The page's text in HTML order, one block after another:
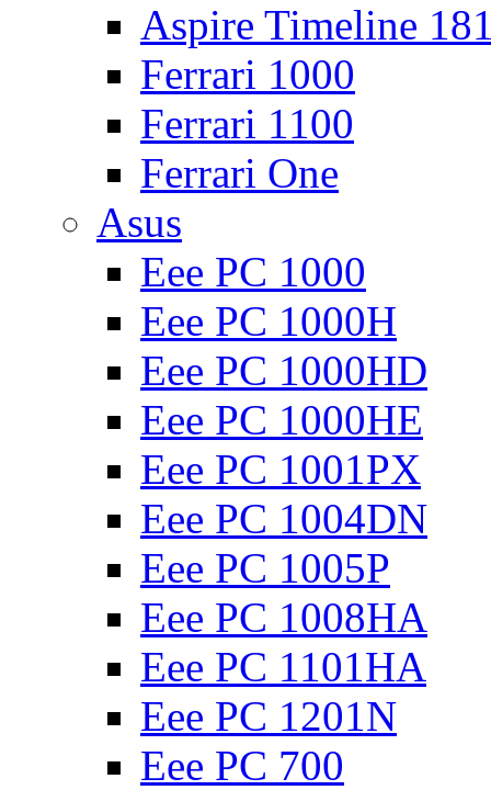
Aspire Timeline
Ferrari 1000
Ferrari 1100
Ferrari One
Asus
Eee PC 1000
Eee PC 1000H
Eee PC 1000HD
Eee PC 1000HE
Eee PC 1001PX
Eee PC 1004DN
Eee PC 1005P
Eee PC 1008HA
Eee PC 1101HA
Eee PC 1201N
Eee PC 700